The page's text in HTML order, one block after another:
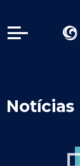
Notícias